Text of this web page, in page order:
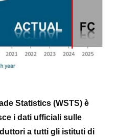
Statistics (WSTS) è
i dati ufficiali sulle
a tutti gli istituti di